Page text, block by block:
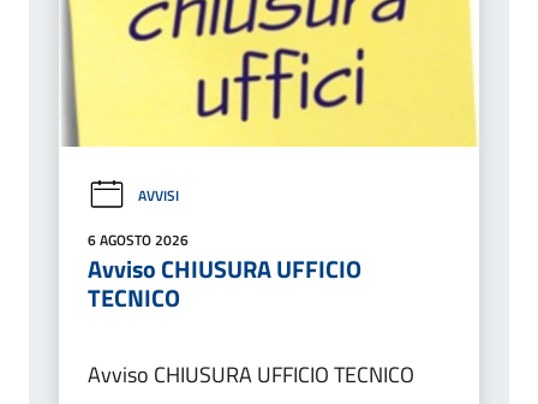
AVVISI
6 AGOSTO 2026
Avviso CHIUSURA UFFICIO
TECNICO
Avviso CHIUSURA UFFICIO TECNICO